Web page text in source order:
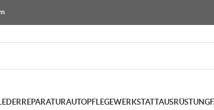
AUTOPFLEGEWERKSTATTAUSRÜSTUNG